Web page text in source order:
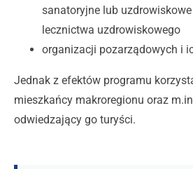
sanatoryjne lub
lecznictwa uzdrowiskowego
organizacji pozarządowych i
Jednak z efektów programu
mieszkańcy makroregionu oraz
odwiedzający go turyści.